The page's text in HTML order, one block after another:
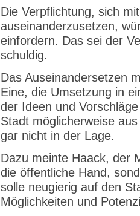
Die Verpflichtung, sich
auseinanderzusetzen,
einfordern. Das sei der
schuldig.
Das Auseinandersetzen
Eine, die Umsetzung in
der Ideen und
Stadt möglicherweise
gar nicht in der Lage.
Dazu meinte Haack, der
die öffentliche Hand,
solle neugierig auf den
Möglichkeiten und